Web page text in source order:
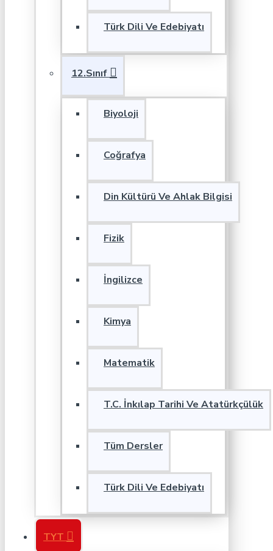
Türk Dili Ve Edebiyatı
12.Sınıf
Biyoloji
Coğrafya
Din Kültürü Ve Ahlak Bilgisi
Fizik
İngilizce
Kimya
Matematik
T.C. İnkılap Tarihi Ve Atatürkçülük
Tüm Dersler
Türk Dili Ve Edebiyatı
TYT